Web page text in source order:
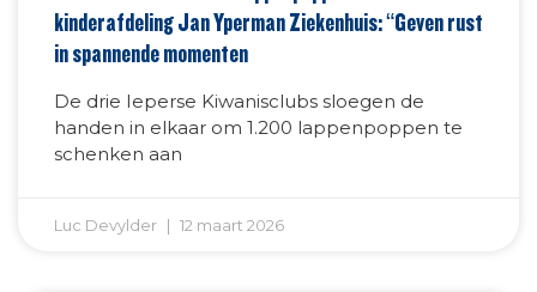
kinderafdeling Jan Yperman Ziekenhuis: “Geven rust
in spannende momenten
De drie Ieperse Kiwanisclubs sloegen de
handen in elkaar om 1.200 lappenpoppen te
schenken aan
Luc Devylder 12 maart 2026